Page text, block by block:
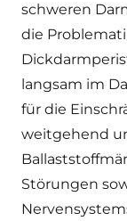
schweren
die
langsam im
für die
weitgehend
Störungen